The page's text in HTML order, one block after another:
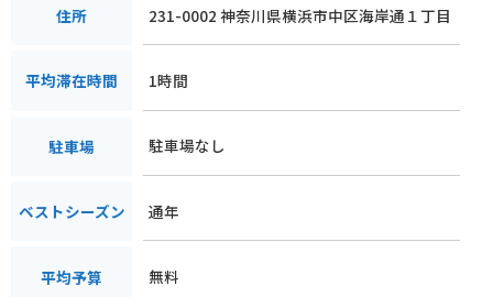
住所 231-0002 神奈川県横浜市中区海岸通１丁目
平均滞在時間 1時間
駐車場 駐車場なし
ベストシーズン 通年
平均予算 無料